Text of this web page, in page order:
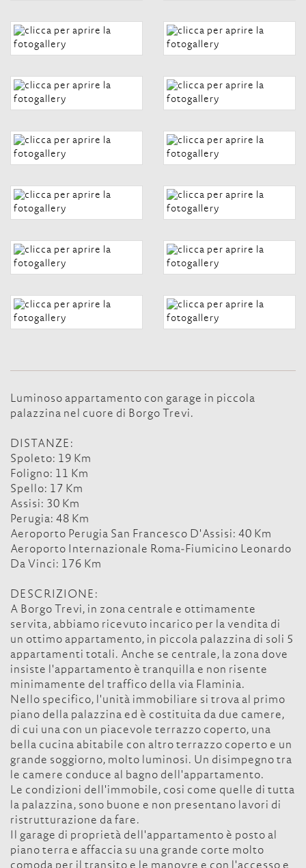
Luminoso appartamento con garage in piccola
palazzina nel cuore di Borgo Trevi.
DISTANZE:
Spoleto: 19 Km
Foligno: 11 Km
Spello: 17 Km
Assisi: 30 Km
Perugia: 48 Km
Aeroporto Perugia San Francesco D'Assisi: 40 Km
Aeroporto Internazionale Roma-Fiumicino Leonardo
Da Vinci: 176 Km
DESCRIZIONE:
A Borgo Trevi, in zona centrale e ottimamente
servita, abbiamo ricevuto incarico per la vendita di
un ottimo appartamento, in piccola palazzina di soli 5
appartamenti totali. Anche se centrale, la zona dove
insiste l'appartamento è tranquilla e non risente
minimamente del traffico della via Flaminia.
Nello specifico, l'unità immobiliare si trova al primo
piano della palazzina ed è costituita da due camere,
di cui una con un piacevole terrazzo coperto, una
bella cucina abitabile con altro terrazzo coperto e un
grande soggiorno, molto luminosi. Un disimpegno tra
le camere conduce al bagno dell'appartamento.
Le condizioni dell'immobile, cosi come quelle di tutta
la palazzina, sono buone e non presentano lavori di
ristrutturazione da fare.
Il garage di proprietà dell'appartamento è posto al
piano terra e affaccia su una grande corte molto
comoda per il transito e le manovre e con l'accesso e